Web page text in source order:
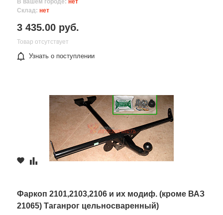
Склад: нет
3 435.00 руб.
Товар отсутствует
Узнать о поступлении
Фаркоп 2101,2103,2106 и их модиф. (кроме ВАЗ
21065) Таганрог цельносваренный)